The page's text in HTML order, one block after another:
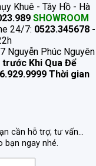
Khuê - Tây Hồ - Hà
SHOWROOM
24/7: 0523.345678 -
Nguyễn Phúc Nguyên
trước Khi Qua Để
Thời gian
cần hỗ trợ, tư vấn...
bạn ngay nhé.